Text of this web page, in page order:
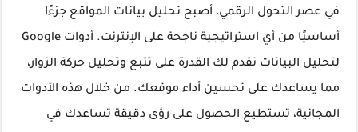
في عصر التحول الرقمي، أصبح تحليل بيانات المواقع جزءًا
أساسيًا من أي استراتيجية ناجحة على الإنترنت. أدوات Google
لتحليل البيانات تقدم لك القدرة على تتبع وتحليل حركة الزوار،
مما يساعدك على تحسين أداء موقعك. من خلال هذه الأدوات
المجانية، تستطيع الحصول على رؤى دقيقة تساعدك في